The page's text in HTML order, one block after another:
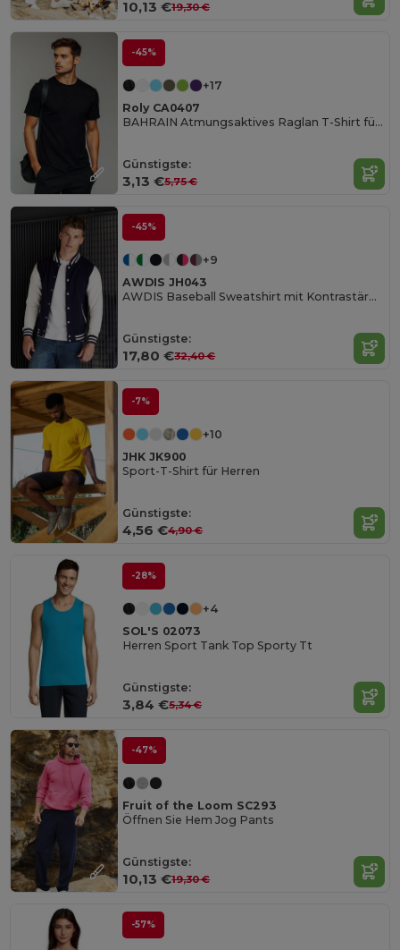
10,13 €19,30 €
-45%
+17
Roly CA0407
BAHRAIN Atmungsaktives Raglan T-Shirt für Sport
Günstigste:
3,13 €5,75 €
-45%
+9
AWDIS JH043
AWDIS Baseball Sweatshirt mit Kontrastärmeln
Günstigste:
17,80 €32,40 €
-7%
+10
JHK JK900
Sport-T-Shirt für Herren
Günstigste:
4,56 €4,90 €
-28%
+4
SOL'S 02073
Herren Sport Tank Top Sporty Tt
Günstigste:
3,84 €5,34 €
-47%
Fruit of the Loom SC293
Öffnen Sie Hem Jog Pants
Günstigste:
10,13 €19,30 €
-57%